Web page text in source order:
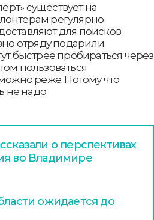
существует на
регулярно
для поисков
отряду подарили
быстрее пробираться через
пользоваться
реже. Потому что
не надо.
о перспективах
во Владимире
ожидается до